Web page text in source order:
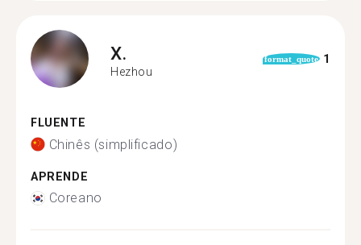
X.
Hezhou
format_quote 1
FLUENTE
Chinês (simplificado)
APRENDE
Coreano